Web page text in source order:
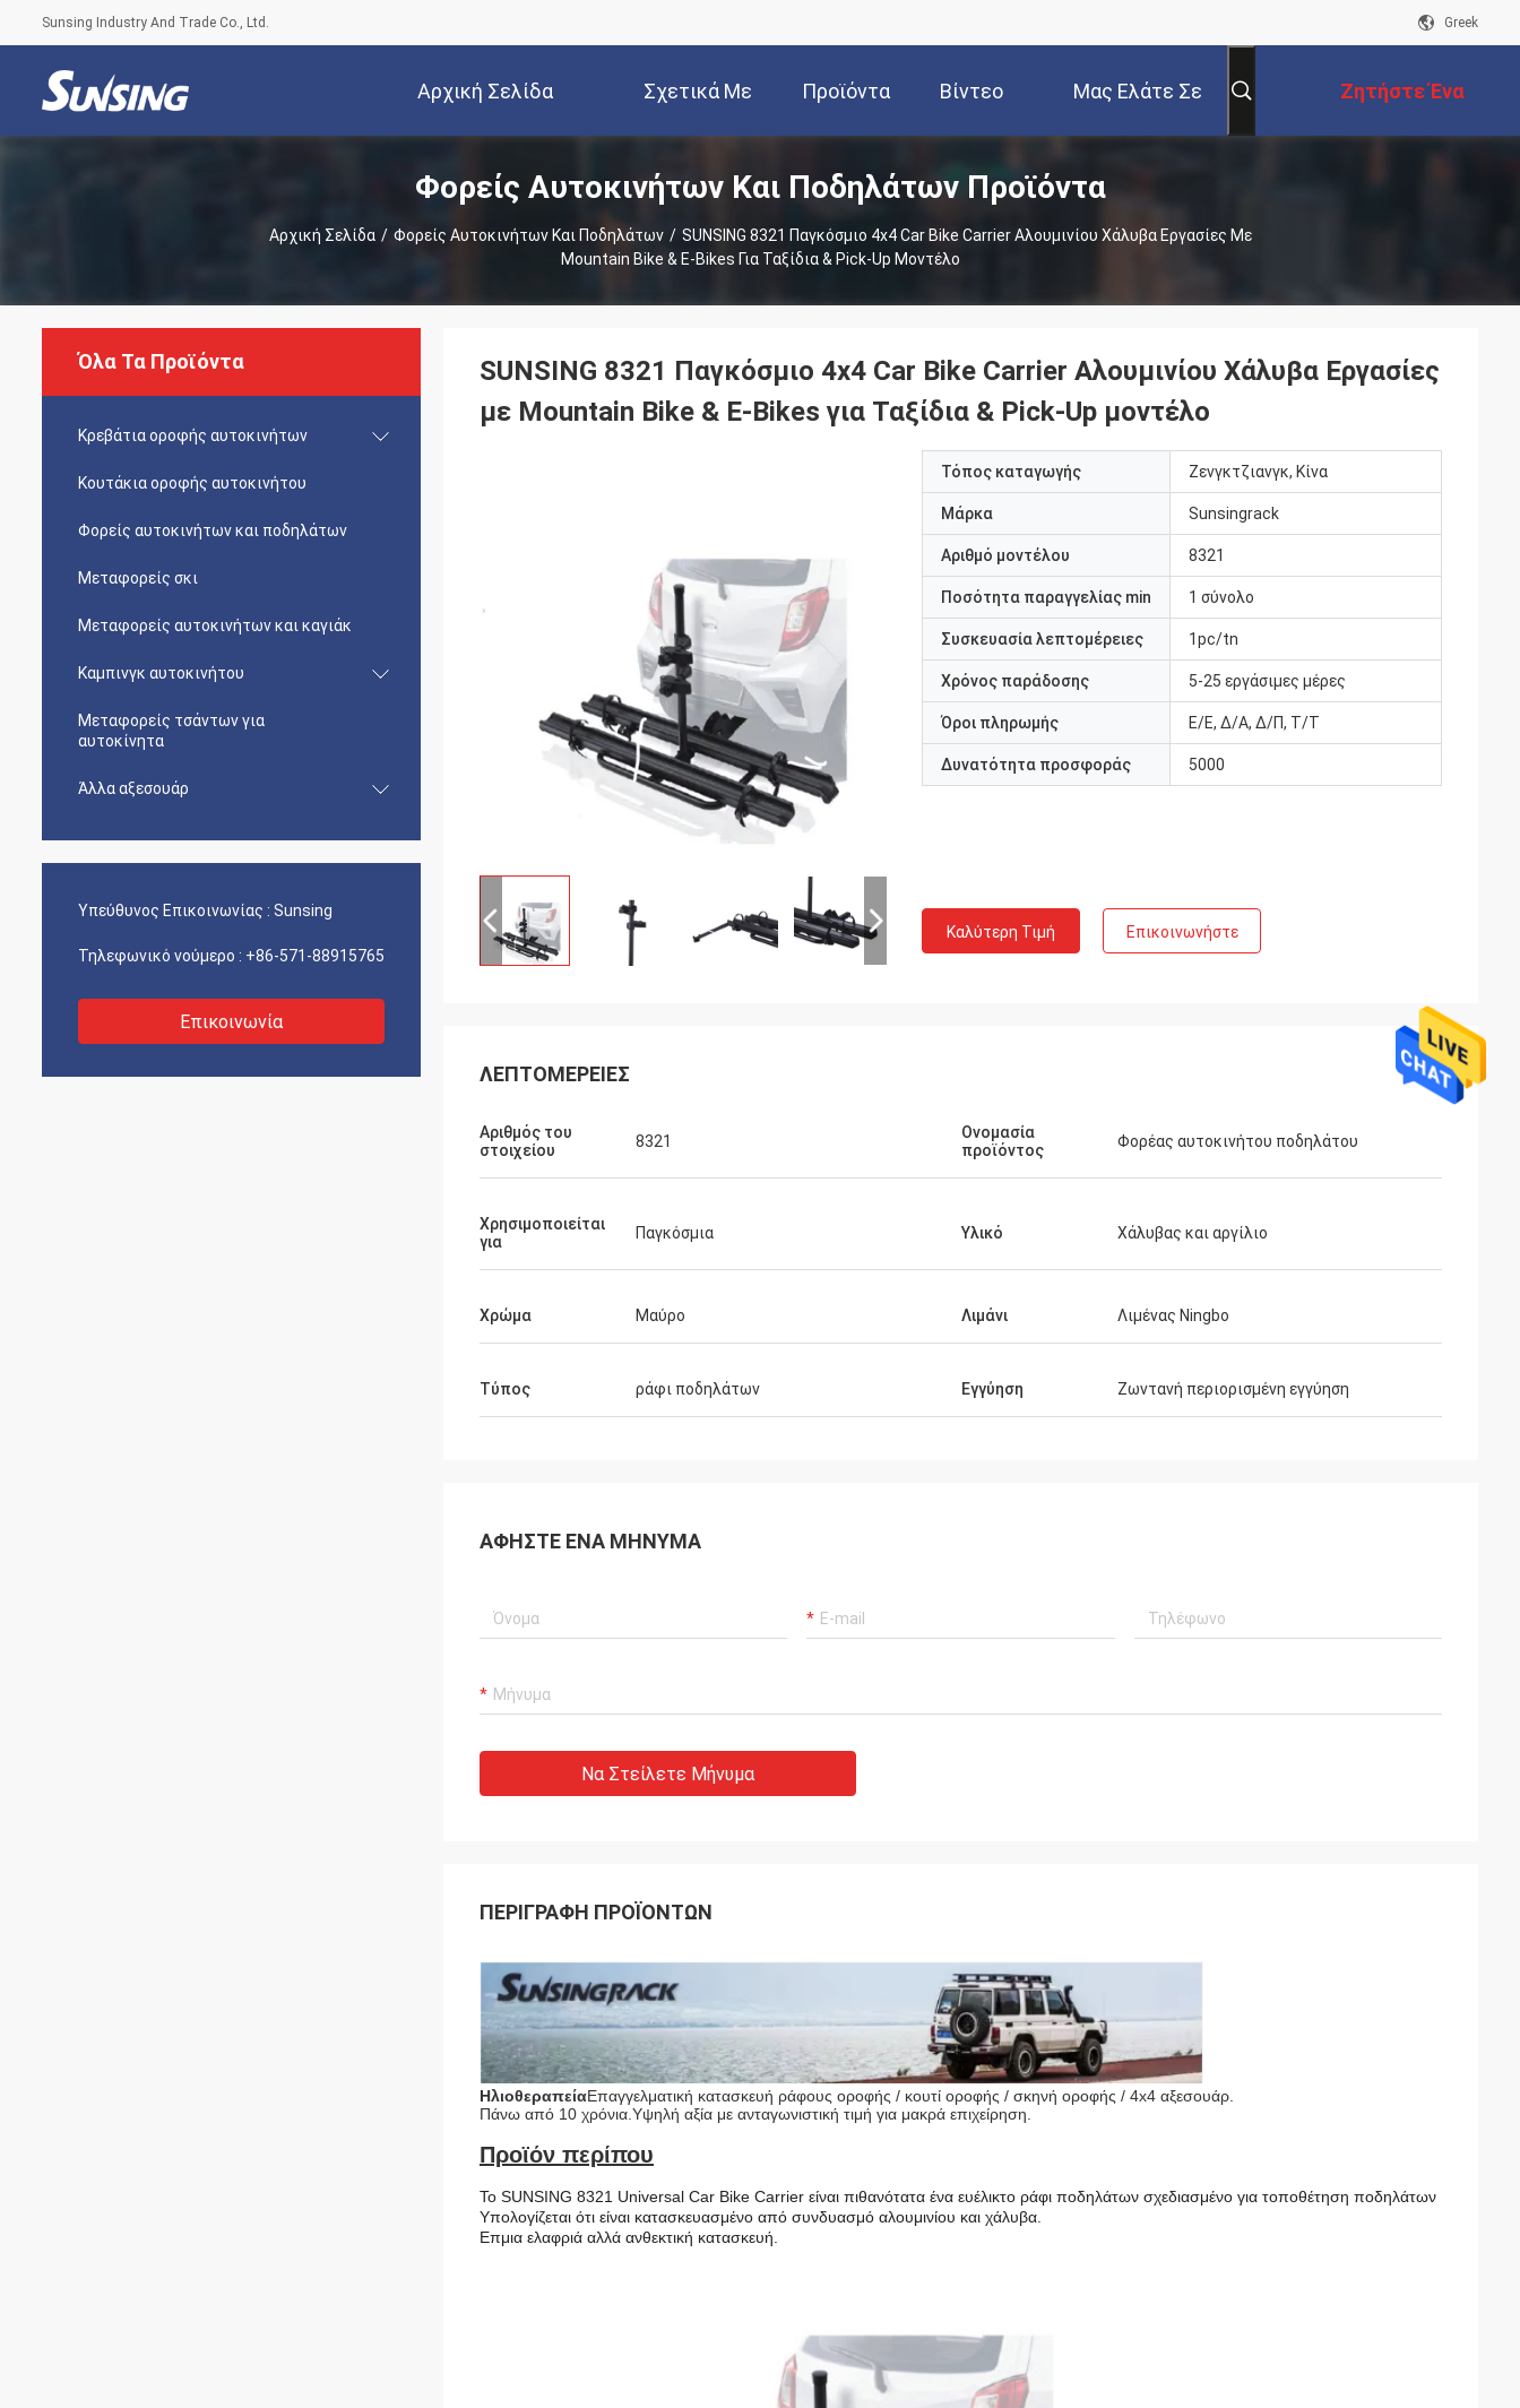
Sunsing Industry And Trade Co., Ltd. Greek
Αρχική Σελίδα Σχετικά Με
Εμάς
Προϊόντα Βίντεο Μας Ελάτε Σε Ζητήστε Ένα
Απόσπασμα
Φορείς Αυτοκινήτων Και Ποδηλάτων Προϊόντα
Αρχική Σελίδα / Φορείς Αυτοκινήτων Και Ποδηλάτων / SUNSING 8321 Παγκόσμιο 4x4 Car Bike Carrier Αλουμινίου Χάλυβα Εργασίες Με
Mountain Bike & E-Bikes Για Ταξίδια & Pick-Up Μοντέλο
Όλα Τα Προϊόντα
Κρεβάτια οροφής αυτοκινήτων
Κουτάκια οροφής αυτοκινήτου
Φορείς αυτοκινήτων και ποδηλάτων
Μεταφορείς σκι
Μεταφορείς αυτοκινήτων και καγιάκ
Καμπινγκ αυτοκινήτου
Μεταφορείς τσάντων για
αυτοκίνητα
Άλλα αξεσουάρ
Υπεύθυνος Επικοινωνίας : Sunsing
Τηλεφωνικό νούμερο : +86-571-88915765
Επικοινωνία
SUNSING 8321 Παγκόσμιο 4x4 Car Bike Carrier Αλουμινίου Χάλυβα Εργασίες
με Mountain Bike & E-Bikes για Ταξίδια & Pick-Up μοντέλο
Τόπος καταγωγής Ζενγκτζιανγκ, Κίνα
Μάρκα Sunsingrack
Αριθμό μοντέλου 8321
Ποσότητα παραγγελίας min 1 σύνολο
Συσκευασία λεπτομέρειες 1pc/tn
Χρόνος παράδοσης 5-25 εργάσιμες μέρες
Όροι πληρωμής Ε/Ε, Δ/Α, Δ/Π, Τ/Τ
Δυνατότητα προσφοράς 5000
Καλύτερη Τιμή Επικοινωνήστε
ΛΕΠΤΟΜΈΡΕΙΕΣ
Αριθμός του
στοιχείου
8321
Ονομασία
προϊόντος
Φορέας αυτοκινήτου ποδηλάτου
Χρησιμοποιείται
για
Παγκόσμια Υλικό Χάλυβας και αργίλιο
Χρώμα Μαύρο Λιμάνι Λιμένας Ningbo
Τύπος ράφι ποδηλάτων Εγγύηση Ζωντανή περιορισμένη εγγύηση
ΑΦΉΣΤΕ ΈΝΑ ΜΉΝΥΜΑ
Να Στείλετε Μήνυμα
ΠΕΡΙΓΡΑΦΉ ΠΡΟΪΌΝΤΩΝ
ΗλιοθεραπείαΕπαγγελματική κατασκευή ράφους οροφής / κουτί οροφής / σκηνή οροφής / 4x4 αξεσουάρ.
Πάνω από 10 χρόνια. Υψηλή αξία με ανταγωνιστική τιμή για μακρά επιχείρηση.
Προϊόν περίπου
Το SUNSING 8321 Universal Car Bike Carrier είναι πιθανότατα ένα ευέλικτο ράφι ποδηλάτων σχεδιασμένο για τοποθέτηση ποδηλάτων
Υπολογίζεται ότι είναι κατασκευασμένο από συνδυασμό αλουμινίου και χάλυβα.
Επμια ελαφριά αλλά ανθεκτική κατασκευή.